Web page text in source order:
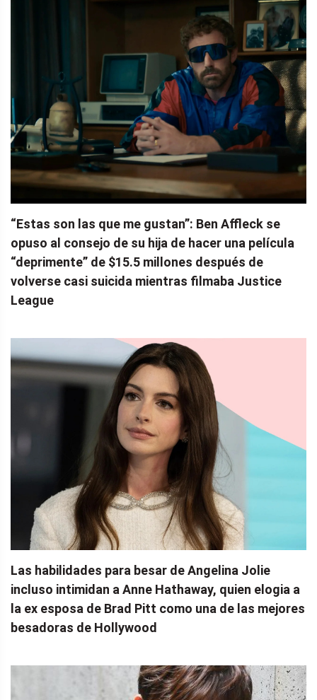
“Estas son las que me gustan”: Ben Affleck se
opuso al consejo de su hija de hacer una película
“deprimente” de $15.5 millones después de
volverse casi suicida mientras filmaba Justice
League
Las habilidades para besar de Angelina Jolie
incluso intimidan a Anne Hathaway, quien elogia a
la ex esposa de Brad Pitt como una de las mejores
besadoras de Hollywood